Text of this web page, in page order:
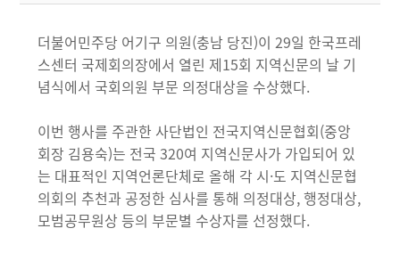
더불어민주당 어기구 의원(충남 당진)이 29일 한국프레
스센터 국제회의장에서 열린 제15회 지역신문의 날 기
념식에서 국회의원 부문 의정대상을 수상했다.
이번 행사를 주관한 사단법인 전국지역신문협회(중앙
회장 김용숙)는 전국 320여 지역신문사가 가입되어 있
는 대표적인 지역언론단체로 올해 각 시·도 지역신문협
의회의 추천과 공정한 심사를 통해 의정대상, 행정대상,
모범공무원상 등의 부문별 수상자를 선정했다.